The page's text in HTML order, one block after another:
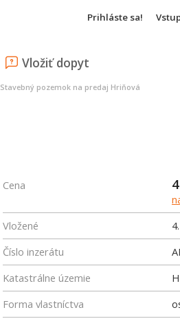
Prihláste sa!
Vložiť dopyt
Stavebný pozemok na predaj Hriňová
Cena
Vložené
Číslo inzerátu
Katastrálne územie
Forma vlastníctva